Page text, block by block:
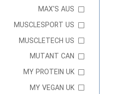
MAX'S AUS
MUSCLESPORT US
MUSCLETECH US
MUTANT CAN
MY PROTEIN UK
MY VEGAN UK